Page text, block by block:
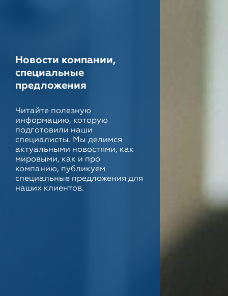
Новости компании,
специальные
предложения
Читайте полезную
информацию, которую
подготовили наши
специалисты. Мы делимся
актуальными новостями, как
мировыми, как и про
компанию, публикуем
специальные предложения для
наших клиентов.